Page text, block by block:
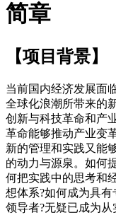
简章
【项目背景】
当前国内经济发展面
全球化浪潮所带来的
创新与科技革命和产
革命能够推动产业变
新的管理和实践又能
的动力与源泉。如何
何把实践中的思考和
想体系?如何成为具
领导者?无疑已成为